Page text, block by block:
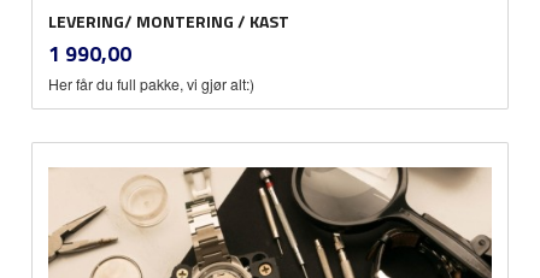
LEVERING/ MONTERING / KAST
Pris
1 990,00mva.
Her får du full pakke, vi gjør alt:)